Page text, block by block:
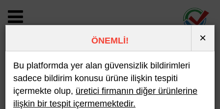
BİLDİRİM DETAYI
Son 10 Bildirim En Çok İncelenen
ÖNEMLİ! ×
Bu platformda yer alan güvensizlik bildirimleri
sadece bildirim konusu ürüne ilişkin tespiti
içermekte olup, üretici firmanın diğer ürünlerine
ilişkin bir tespit içermemektedir.